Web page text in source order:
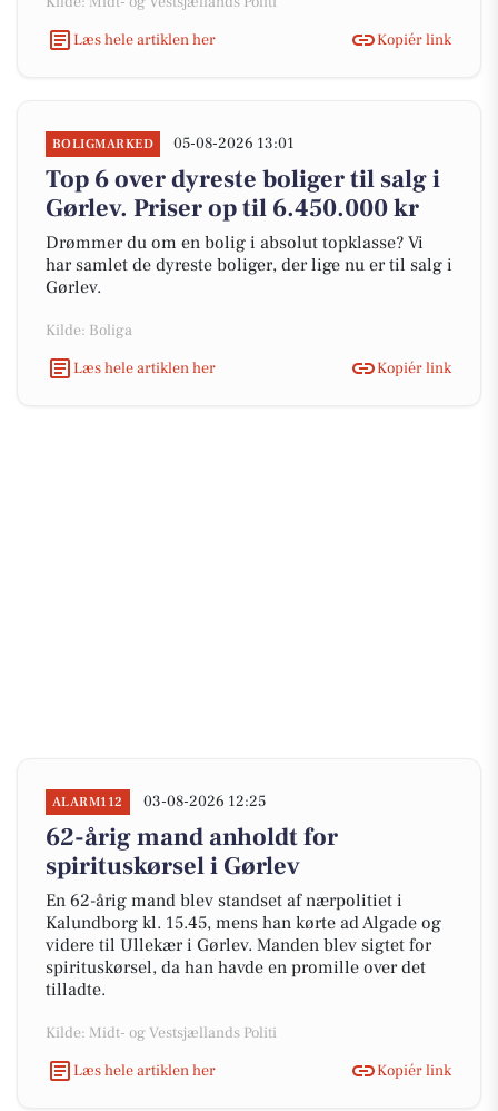
Læs hele artiklen her
Kopiér link
BOLIGMARKED 05-08-2026 13:01
Top 6 over dyreste boliger til salg i
Gørlev. Priser op til 6.450.000 kr
Drømmer du om en bolig i absolut topklasse? Vi
har samlet de dyreste boliger, der lige nu er til salg i
Gørlev.
Kilde: Boliga
Læs hele artiklen her
Kopiér link
ALARM112 03-08-2026 12:25
62-årig mand anholdt for
spirituskørsel i Gørlev
En 62-årig mand blev standset af nærpolitiet i
Kalundborg kl. 15.45, mens han kørte ad Algade og
videre til Ullekær i Gørlev. Manden blev sigtet for
spirituskørsel, da han havde en promille over det
tilladte.
Kilde: Midt- og Vestsjællands Politi
Læs hele artiklen her
Kopiér link